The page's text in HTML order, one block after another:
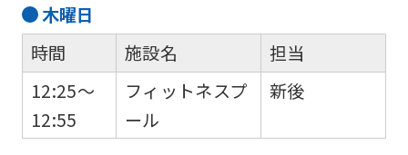
木曜日
時間
12:25～
12:55
施設名
フィットネスプ
ール
担当
新後
is
automatically
translated